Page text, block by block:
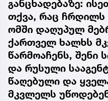
განცხადებაზე:
თქვა, რაც ჩრდილს
ომში დაღუპულ
ქართველ ხალხს
წარმოაჩენს, შენი
და რუსული
წაღებული და
მკვლელს